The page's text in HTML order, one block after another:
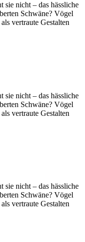
sie nicht – das hässliche
Schwäne? Vögel
vertraute Gestalten
sie nicht – das hässliche
Schwäne? Vögel
vertraute Gestalten
sie nicht – das hässliche
Schwäne? Vögel
vertraute Gestalten